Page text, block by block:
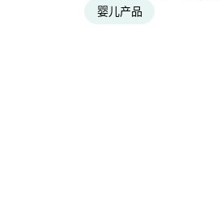
婴儿产品